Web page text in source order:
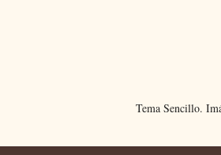
Tema Sencillo.